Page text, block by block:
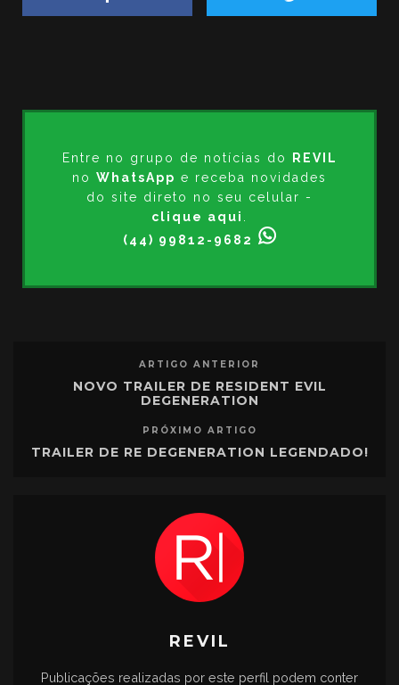
Entre no grupo de notícias do
REVIL
no WhatsApp e receba novidades
do site direto no seu celular -
clique aqui
(44) 99812-9682
ARTIGO ANTERIOR
NOVO TRAILER DE RESIDENT EVIL
DEGENERATION
PRÓXIMO ARTIGO
TRAILER DE RE DEGENERATION LEGENDADO!
REVIL
Publicações realizadas por este perfil podem conter